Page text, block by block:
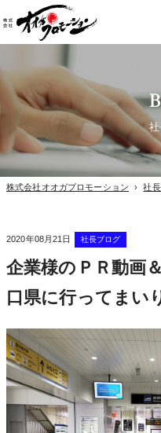
株式会社オオガプロモーション › 社
2020年08月21日 社長ブログ
企業様のＰＲ動画
口県に行ってまい